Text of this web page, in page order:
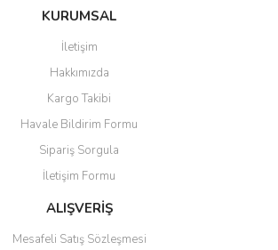
Bu ürüne ilk yorumu siz yapın!
yanında
diye küçük
hoş
oldu
2026
KURUMSAL
İletişim
Hakkımızda
Kargo Takibi
Havale Bildirim Formu
Sipariş Sorgula
İletişim Formu
ALIŞVERİŞ
Mesafeli Satış Sözleşmesi